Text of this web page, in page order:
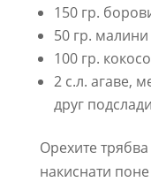
150 гр.
50 гр.
100 гр.
2 с.л. агаве,
друг
Орехите
накиснати